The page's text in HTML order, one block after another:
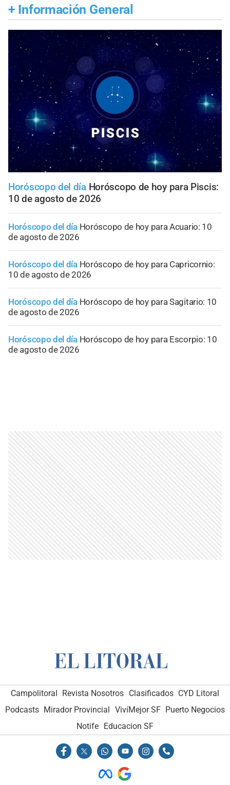
+ Información General
Horóscopo del día Horóscopo de hoy para Piscis:
10 de agosto de 2026
Horóscopo del día Horóscopo de hoy para Acuario: 10
de agosto de 2026
Horóscopo del día Horóscopo de hoy para Capricornio:
10 de agosto de 2026
Horóscopo del día Horóscopo de hoy para Sagitario: 10
de agosto de 2026
Horóscopo del día Horóscopo de hoy para Escorpio: 10
de agosto de 2026
Campolitoral Revista Nosotros Clasificados CYD Litoral
Podcasts Mirador Provincial VivíMejor SF Puerto Negocios
Notife Educacion SF